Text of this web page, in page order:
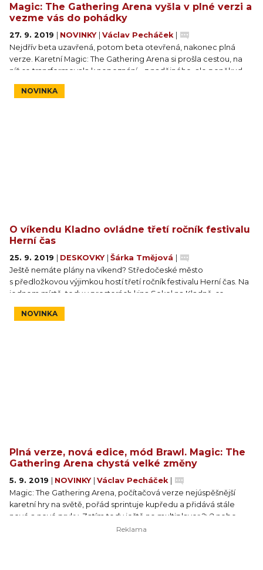
Magic: The Gathering Arena vyšla v plné verzi a
vezme vás do pohádky
27. 9. 2019 | NOVINKY | Václav Pecháček |
Nejdřív beta uzavřená, potom beta otevřená, nakonec plná
verze. Karetní Magic: The Gathering Arena si prošla cestou, na
níž se transformovala k nepoznání – z nadějného, ale poněkud
neohrabaného pokusu převést nejoblíbenější karetní hru světa
do stravitelné virtuální podoby až do současného stavu, kdy se
NOVINKA
O víkendu Kladno ovládne třetí ročník festivalu
Herní čas
25. 9. 2019 | DESKOVKY | Šárka Tmějová |
Ještě nemáte plány na víkend? Středočeské město
s předložkovou výjimkou hostí třetí ročník festivalu Herní čas. Na
jednom místě, tedy v prostorách kina Sokol na Kladně, se
pořadatelé snaží propojit videohry, deskovky i válečné hry.
Zahrát si budete moct i speciální únikovku nebo se zabavit
NOVINKA
Plná verze, nová edice, mód Brawl. Magic: The
Gathering Arena chystá velké změny
5. 9. 2019 | NOVINKY | Václav Pecháček |
Magic: The Gathering Arena, počítačová verze nejúspěšnější
karetní hry na světě, pořád sprintuje kupředu a přidává stále
nové a nové prvky. Zatím tedy ještě ne multiplayer 2v2 nebo
nějaké příběhové kampaně, které bych jednoho dne taky rád